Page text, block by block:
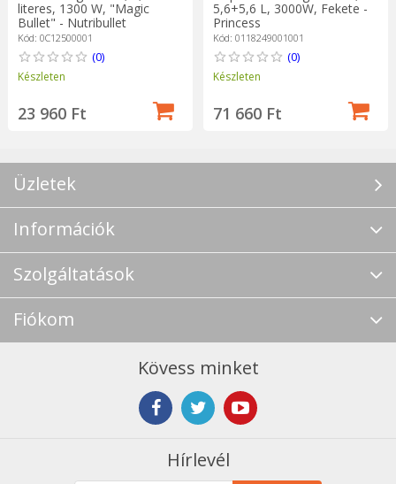
literes, 1300 W, "Magic
Bullet" - Nutribullet
Kód: 0C12500001
(0)
Készleten
23 960 Ft
5,6+5,6 L, 3000W, Fekete -
Princess
Kód: 0118249001001
(0)
Készleten
71 660 Ft
Üzletek
Információk
Szolgáltatások
Fiókom
Kövess minket
Hírlevél